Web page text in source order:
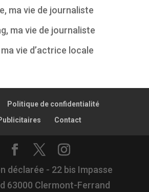
ma vie de journaliste
ma vie de journaliste
vie d’actrice locale
Politique de confidentialité
Contact
déclarée - 22 bis Impasse
63000 Clermont-Ferrand